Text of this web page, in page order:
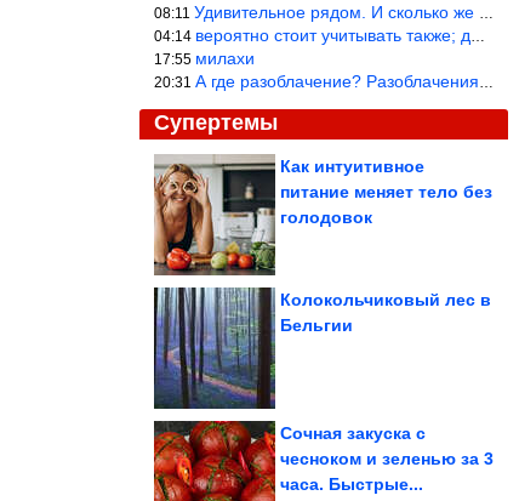
08:11 Удивительное рядом. И сколько же ещё открытий готовит Просвещень
04:14 вероятно стоит учитывать также; длительность сна сгущает кровото
17:55 милахи
20:31 А где разоблачение? Разоблачения нет — значит придётся принять к
Супертемы
Случаи, когда людям
сделать свою...
Как интуитивное
питание меняет тело без
голодовок
Колокольчиковый лес в
Бельгии
Сочная закуска с
чесноком и зеленью за 3
часа. Быстрые...